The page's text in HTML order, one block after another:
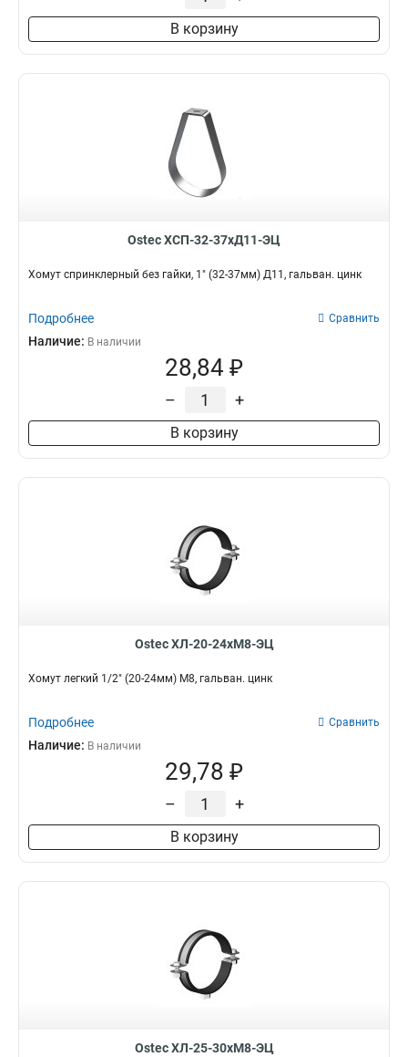
В корзину
Ostec ХСП-32-37хД11-ЭЦ
Хомут спринклерный без гайки, 1" (32-37мм) Д11, гальван. цинк
Подробнее Сравнить
Наличие: В наличии
28,84 ₽
– +
В корзину
Ostec ХЛ-20-24хМ8-ЭЦ
Хомут легкий 1/2" (20-24мм) М8, гальван. цинк
Подробнее Сравнить
Наличие: В наличии
29,78 ₽
– +
В корзину
Ostec ХЛ-25-30хМ8-ЭЦ